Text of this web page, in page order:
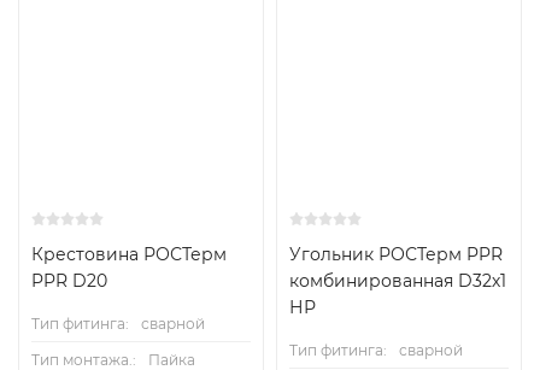
Крестовина РОСТерм
PPR D20
Тип фитинга:
сварной
Тип монтажа.:
Пайка
Угольник РОСТерм PPR
комбинированная D32х1
НР
Тип фитинга:
сварной